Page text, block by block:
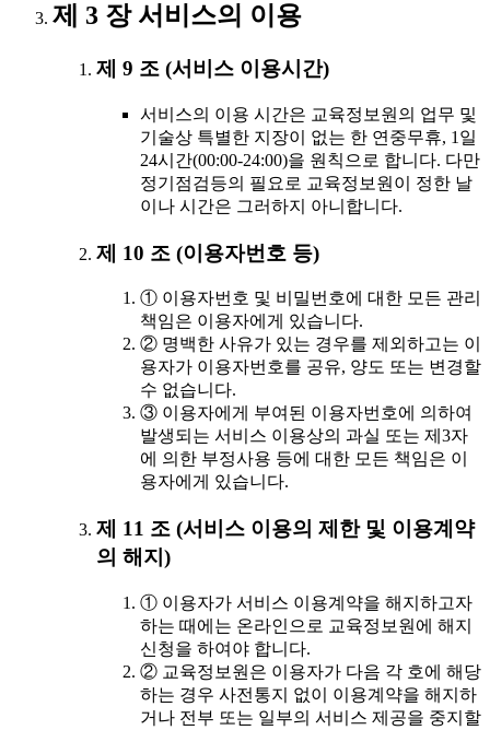
제 3 장 서비스의 이용
제 9 조 (서비스 이용시간)
서비스의 이용 시간은 교육정보원의 업무 및
기술상 특별한 지장이 없는 한 연중무휴, 1일
24시간(00:00-24:00)을 원칙으로 합니다. 다만
정기점검등의 필요로 교육정보원이 정한 날
이나 시간은 그러하지 아니합니다.
제 10 조 (이용자번호 등)
① 이용자번호 및 비밀번호에 대한 모든 관리
책임은 이용자에게 있습니다.
② 명백한 사유가 있는 경우를 제외하고는 이
용자가 이용자번호를 공유, 양도 또는 변경할
수 없습니다.
③ 이용자에게 부여된 이용자번호에 의하여
발생되는 서비스 이용상의 과실 또는 제3자
에 의한 부정사용 등에 대한 모든 책임은 이
용자에게 있습니다.
제 11 조 (서비스 이용의 제한 및 이용계약
의 해지)
① 이용자가 서비스 이용계약을 해지하고자
하는 때에는 온라인으로 교육정보원에 해지
신청을 하여야 합니다.
② 교육정보원은 이용자가 다음 각 호에 해당
하는 경우 사전통지 없이 이용계약을 해지하
거나 전부 또는 일부의 서비스 제공을 중지할